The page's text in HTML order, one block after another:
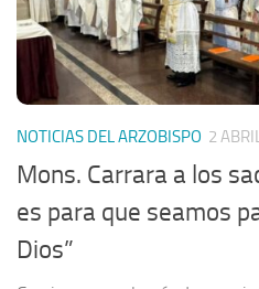
NOTICIAS DEL ARZOBISPO 2
Mons. Carrara a los
es para que seamos
Dios”